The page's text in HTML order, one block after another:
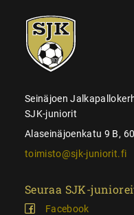
SJK-
juniorit
Seinäjoen
SJK-juniorit
Alaseinäjoenkatu 9 B,
toimisto@sjk-juniorit.fi
Seuraa SJK-
Facebook